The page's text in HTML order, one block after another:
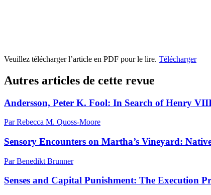
Veuillez télécharger l’article en PDF pour le lire. Télécharger
Autres articles de cette revue
Andersson, Peter K. Fool: In Search of Henry
Par Rebecca M. Quoss-Moore
Sensory Encounters on Martha’s Vineyard:
Par Benedikt Brunner
Senses and Capital Punishment: The Execution